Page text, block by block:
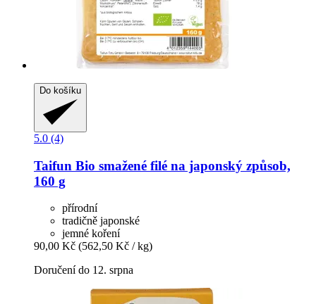
Do košíku
5.0 (4)
Taifun Bio smažené filé na japonský způsob,
160 g
přírodní
tradičně japonské
jemné koření
90,00 Kč (562,50 Kč / kg)
Doručení do 12. srpna